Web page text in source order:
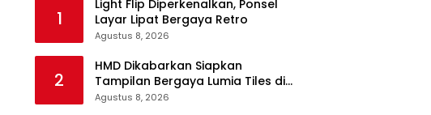
1
Light Flip Diperkenalkan, Ponsel
Layar Lipat Bergaya Retro
Agustus 8, 2026
2
HMD Dikabarkan Siapkan
Tampilan Bergaya Lumia Tiles di
Ponsel Android
Agustus 8, 2026